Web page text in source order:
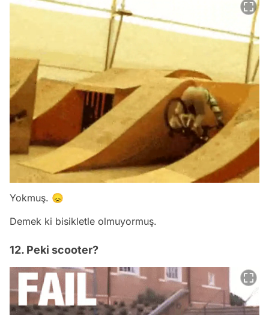
Yokmuş. 😞
Demek ki bisikletle olmuyormuş.
12. Peki scooter?